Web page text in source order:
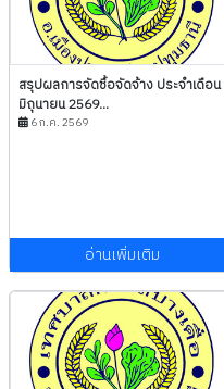
สรุปผลการจัดซื้อจัดจ้าง ประจำเดือน
มิถุนายน 2569...
6 ก.ค. 2569
อ่านเพิ่มเติม